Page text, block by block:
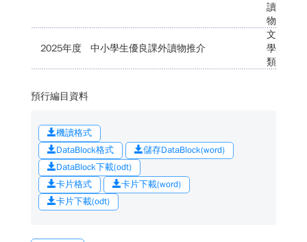
讀
物
2025年度 中小學生優良課外讀物推介
文
學
類
預行編目資料
機讀格式
DataBlock格式
儲存DataBlock(word)
DataBlock下載(odt)
卡片格式
卡片下載(word)
卡片下載(odt)